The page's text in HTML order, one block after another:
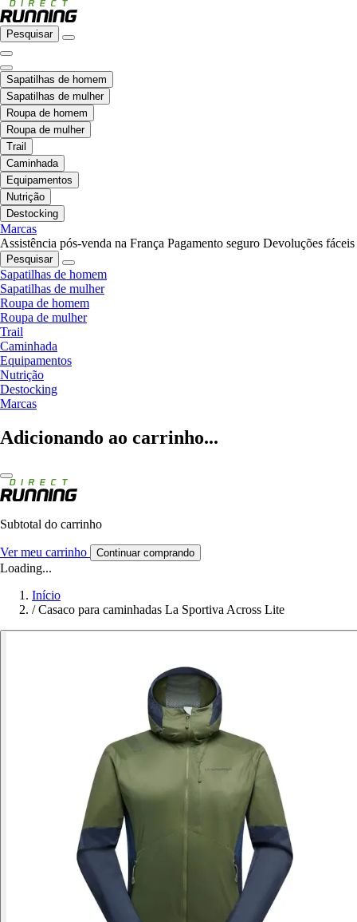
Pesquisar
Sapatilhas de homem
Sapatilhas de mulher
Roupa de homem
Roupa de mulher
Trail
Caminhada
Equipamentos
Nutrição
Destocking
Marcas
Assistência pós-venda na França Pagamento seguro Devoluções fáceis
Pesquisar
Sapatilhas de homem
Sapatilhas de mulher
Roupa de homem
Roupa de mulher
Trail
Caminhada
Equipamentos
Nutrição
Destocking
Marcas
Adicionando ao carrinho...
Subtotal do carrinho
Ver meu carrinho Continuar comprando
Loading...
Início
/ Casaco para caminhadas La Sportiva Across Lite